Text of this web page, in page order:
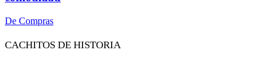
De Compras
CACHITOS DE HISTORIA